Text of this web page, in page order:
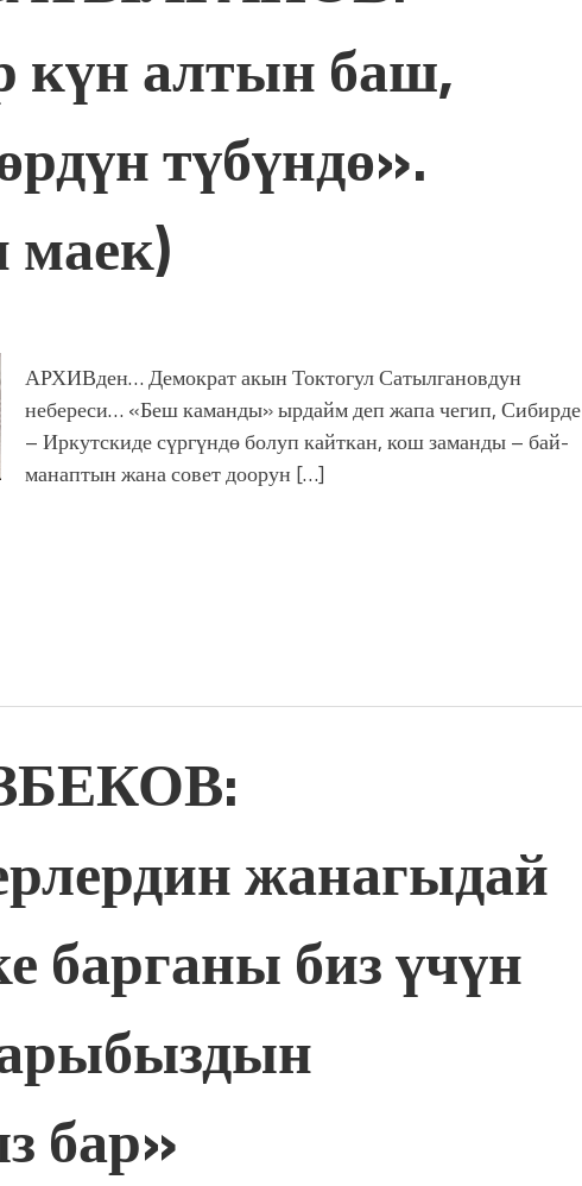
күн алтын баш,
түбүндө».
маек)
АРХИВден… Демократ акын Токтогул Сатылгановдун
небереси… «Беш каманды» ырдайм деп жапа чегип, Сибирде
– Иркутскиде сүргүндө болуп кайткан, кош заманды – бай-
манаптын жана совет доорун […]
жанагыдай
барганы биз үчүн
бар»